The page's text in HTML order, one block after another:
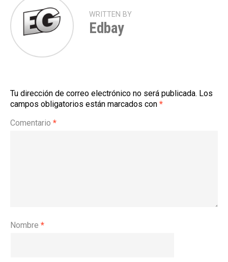
WRITTEN BY
Edbay
Tu dirección de correo electrónico no será publicada. Los
campos obligatorios están marcados con *
Comentario *
Nombre *